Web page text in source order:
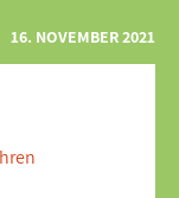
16. NOVEMBER 2021